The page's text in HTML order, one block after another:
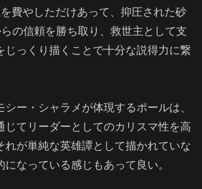
費やしただけあって、抑圧された砂
らの信頼を勝ち取り、救世主として支
じっくり描くことで十分な説得力に繋
ー・シャラメが体現するポールは、
じてリーダーとしてのカリスマ性を高
れが単純な英雄譚として描かれていな
なっている感じもあって良い。